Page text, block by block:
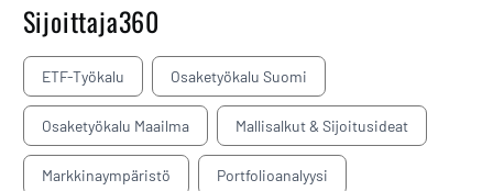
Sijoittaja360
ETF-Työkalu Osaketyökalu Suomi
Osaketyökalu Maailma Mallisalkut & Sijoitusideat
Markkinaympäristö Portfolioanalyysi